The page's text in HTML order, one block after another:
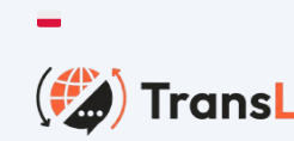
Przejdź
treści